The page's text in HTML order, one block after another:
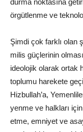
örgütlenme ve
Şimdi çok farklı olan
milis güçlerinin
ideolojik olarak ortak
toplumu harekete
Hizbullah’a,
yenme ve halkları
etme, emniyet ve